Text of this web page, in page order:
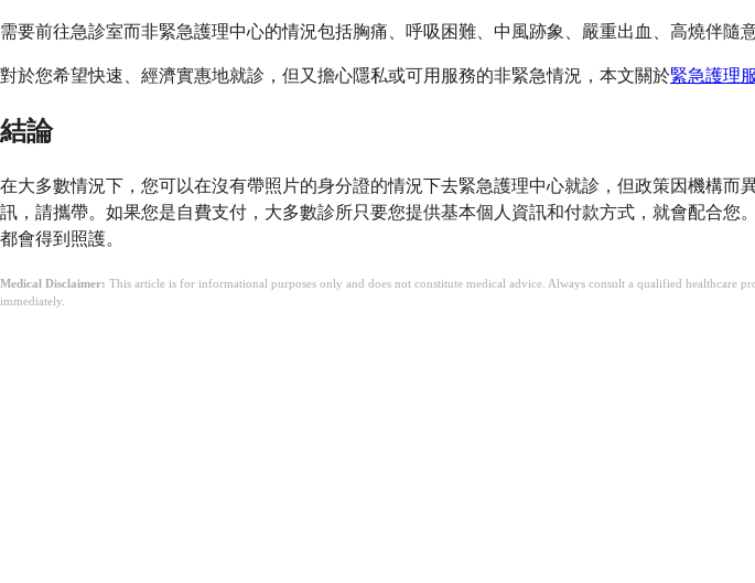
需要前往急診室而非緊急護理中心的情況包括胸痛、呼吸困難、中風跡象、嚴重出血、高燒伴隨
對於您希望快速、經濟實惠地就診，但又擔心隱私或可用服務的非緊急情況，本文關於緊急護理
結論
在大多數情況下，您可以在沒有帶照片的身分證的情況下去緊急護理中心就診，但政策因機構
訊，請攜帶。如果您是自費支付，大多數診所只要您提供基本個人資訊和付款方式，就會配合
都會得到照護。
Medical Disclaimer: This article is for informational purposes only and does not constitute medical advice. Always consult a qualified healthcare
immediately.